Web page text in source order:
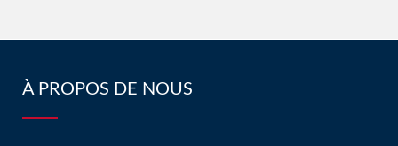
À PROPOS DE NOUS